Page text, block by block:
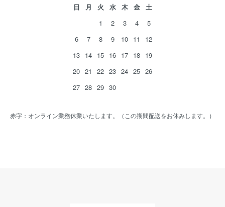
日 月 火 水 木 金
土
1
2 3 4
5
6
7 8 9 10 11
12
13 14 15 16 17 18 19
20 21 22 23 24 25 26
27 28 29 30
赤字：オンライン業務休業いたします。（この期間配送をお休みします。）